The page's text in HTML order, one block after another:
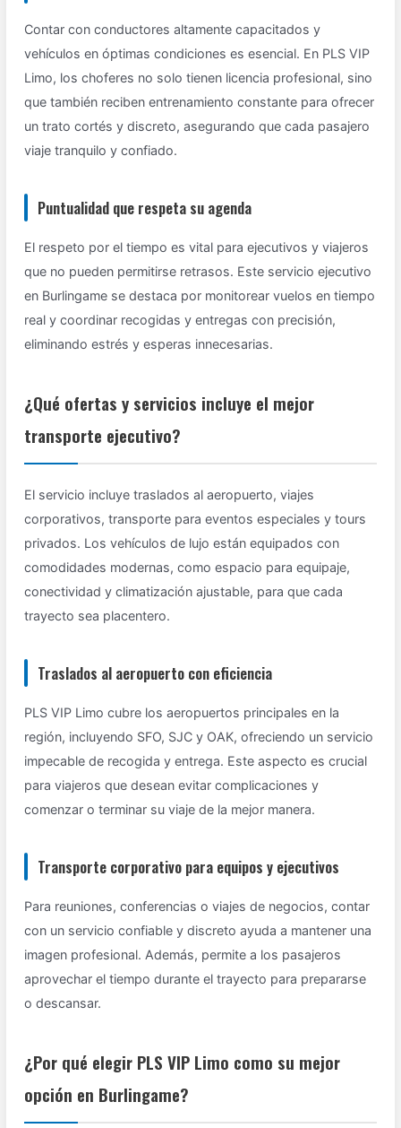
Contar con conductores altamente capacitados y
vehículos en óptimas condiciones es esencial. En PLS VIP
Limo, los choferes no solo tienen licencia profesional, sino
que también reciben entrenamiento constante para ofrecer
un trato cortés y discreto, asegurando que cada pasajero
viaje tranquilo y confiado.
Puntualidad que respeta su agenda
El respeto por el tiempo es vital para ejecutivos y viajeros
que no pueden permitirse retrasos. Este servicio ejecutivo
en Burlingame se destaca por monitorear vuelos en tiempo
real y coordinar recogidas y entregas con precisión,
eliminando estrés y esperas innecesarias.
¿Qué ofertas y servicios incluye el mejor
transporte ejecutivo?
El servicio incluye traslados al aeropuerto, viajes
corporativos, transporte para eventos especiales y tours
privados. Los vehículos de lujo están equipados con
comodidades modernas, como espacio para equipaje,
conectividad y climatización ajustable, para que cada
trayecto sea placentero.
Traslados al aeropuerto con eficiencia
PLS VIP Limo cubre los aeropuertos principales en la
región, incluyendo SFO, SJC y OAK, ofreciendo un servicio
impecable de recogida y entrega. Este aspecto es crucial
para viajeros que desean evitar complicaciones y
comenzar o terminar su viaje de la mejor manera.
Transporte corporativo para equipos y ejecutivos
Para reuniones, conferencias o viajes de negocios, contar
con un servicio confiable y discreto ayuda a mantener una
imagen profesional. Además, permite a los pasajeros
aprovechar el tiempo durante el trayecto para prepararse
o descansar.
¿Por qué elegir PLS VIP Limo como su mejor
opción en Burlingame?